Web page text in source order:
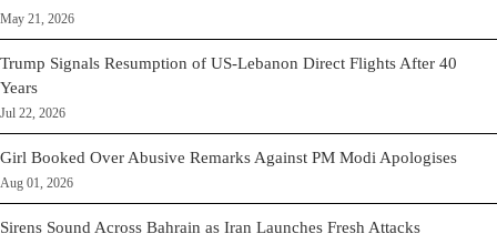
May 21, 2026
Trump Signals Resumption of US-Lebanon Direct Flights After 40
Years
Jul 22, 2026
Girl Booked Over Abusive Remarks Against PM Modi Apologises
Aug 01, 2026
Sirens Sound Across Bahrain as Iran Launches Fresh Attacks